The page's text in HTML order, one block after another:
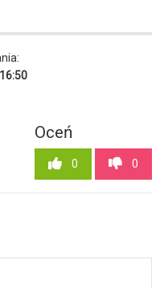
Oceń
0 0